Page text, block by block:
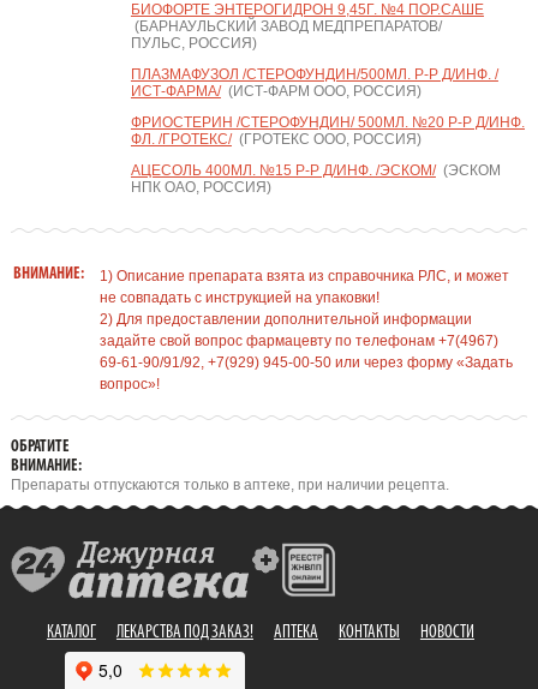
БИОФОРТЕ ЭНТЕРОГИДРОН 9,45Г. №4 ПОР.САШЕ
(БАРНАУЛЬСКИЙ ЗАВОД МЕДПРЕПАРАТОВ/
ПУЛЬС, РОССИЯ)
ПЛАЗМАФУЗОЛ /СТЕРОФУНДИН/500МЛ. Р-Р Д/ИНФ. /
ИСТ-ФАРМА/(ИСТ-ФАРМ ООО, РОССИЯ)
ФРИОСТЕРИН /СТЕРОФУНДИН/ 500МЛ. №20 Р-Р Д/ИНФ.
ФЛ. /ГРОТЕКС/(ГРОТЕКС ООО, РОССИЯ)
АЦЕСОЛЬ 400МЛ. №15 Р-Р Д/ИНФ. /ЭСКОМ/(ЭСКОМ
НПК ОАО, РОССИЯ)
ВНИМАНИЕ:
1) Описание препарата взята из справочника РЛС, и может
не совпадать с инструкцией на упаковки!
2) Для предоставлении дополнительной информации
задайте свой вопрос фармацевту по телефонам +7(4967)
69-61-90/91/92, +7(929) 945-00-50 или через форму «Задать
вопрос»!
ОБРАТИТЕ
ВНИМАНИЕ:
Препараты отпускаются только в аптеке, при наличии рецепта.
КАТАЛОГ ЛЕКАРСТВА ПОД ЗАКАЗ! АПТЕКА КОНТАКТЫ НОВОСТИ